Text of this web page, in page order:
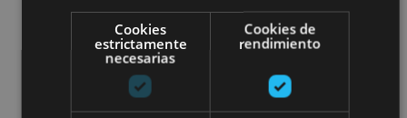
Cookies
estrictamente
necesarias
Cookies de
rendimiento